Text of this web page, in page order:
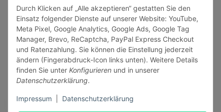
Durch Klicken auf „Alle akzeptieren“ gestatten Sie den
Einsatz folgender Dienste auf unserer Website: YouTube,
Meta Pixel, Google Analytics, Google Ads, Google Tag
Manager, Brevo, ReCaptcha, PayPal Express Checkout
und Ratenzahlung. Sie können die Einstellung jederzeit
ändern (Fingerabdruck-Icon links unten). Weitere Details
finden Sie unter Konfigurieren und in unserer
Datenschutzerklärung.
Impressum Datenschutzerklärung
GESETZLICHE INFORMATIONEN
Vertrag widerrufen
Sicher bezahlen via: